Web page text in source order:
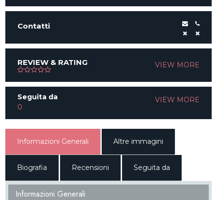
Contatti
REVIEW & RATING VIEW MORE
Seguita da
0
VIEW MORE
Informazioni Generali Altre immagini
Biografia Recensioni Seguita da
Informazioni Generali